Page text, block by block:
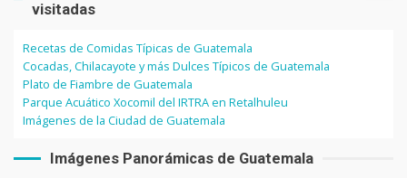
visitadas
Recetas de Comidas Típicas de Guatemala
Cocadas, Chilacayote y más Dulces Típicos de Guatemala
Plato de Fiambre de Guatemala
Parque Acuático Xocomil del IRTRA en Retalhuleu
Imágenes de la Ciudad de Guatemala
Imágenes Panorámicas de Guatemala